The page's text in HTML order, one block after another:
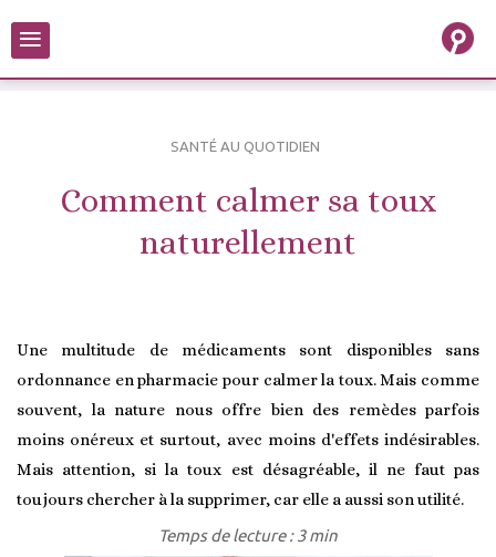
≡
SANTÉ AU QUOTIDIEN
Comment calmer sa toux
naturellement
Une multitude de médicaments sont disponibles sans
ordonnance en pharmacie pour calmer la toux. Mais comme
souvent, la nature nous offre bien des remèdes parfois
moins onéreux et surtout, avec moins d'effets indésirables.
Mais attention, si la toux est désagréable, il ne faut pas
toujours chercher à la supprimer, car elle a aussi son utilité.
Temps de lecture : 3 min